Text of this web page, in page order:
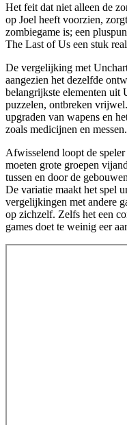
Het feit dat niet alleen de
op Joel heeft voorzien,
zombiegame is; een
The Last of Us een stuk
De vergelijking met
aangezien het dezelfde
belangrijkste elementen uit
puzzelen, ontbreken
upgraden van wapens en
zoals medicijnen en messen.
Afwisselend loopt de
moeten grote groepen
tussen en door de
De variatie maakt het spel
vergelijkingen met andere
op zichzelf. Zelfs het een
games doet te weinig eer